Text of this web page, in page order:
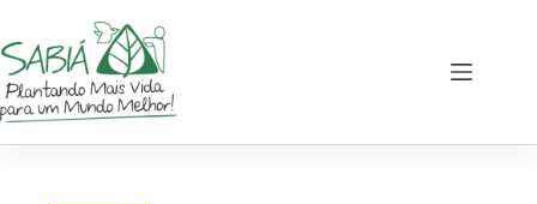
o
conteúdo